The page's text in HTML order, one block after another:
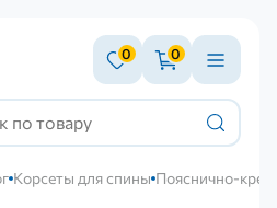
0 0
Корсеты для спины Пояснично-